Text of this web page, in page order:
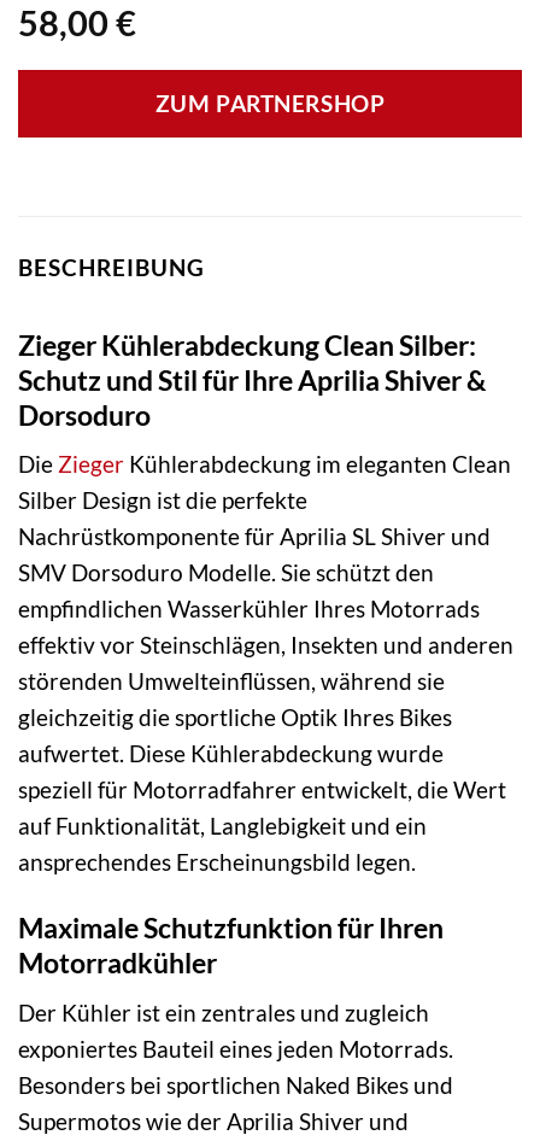
58,00 €
ZUM PARTNERSHOP
BESCHREIBUNG
Zieger Kühlerabdeckung Clean Silber:
Schutz und Stil für Ihre Aprilia Shiver &
Dorsoduro
Die Zieger Kühlerabdeckung im eleganten Clean
Silber Design ist die perfekte
Nachrüstkomponente für Aprilia SL Shiver und
SMV Dorsoduro Modelle. Sie schützt den
empfindlichen Wasserkühler Ihres Motorrads
effektiv vor Steinschlägen, Insekten und anderen
störenden Umwelteinflüssen, während sie
gleichzeitig die sportliche Optik Ihres Bikes
aufwertet. Diese Kühlerabdeckung wurde
speziell für Motorradfahrer entwickelt, die Wert
auf Funktionalität, Langlebigkeit und ein
ansprechendes Erscheinungsbild legen.
Maximale Schutzfunktion für Ihren
Motorradkühler
Der Kühler ist ein zentrales und zugleich
exponiertes Bauteil eines jeden Motorrads.
Besonders bei sportlichen Naked Bikes und
Supermotos wie der Aprilia Shiver und